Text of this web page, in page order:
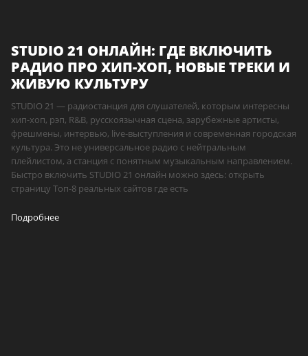
STUDIO 21 ОНЛАЙН: ГДЕ ВКЛЮЧИТЬ
РАДИО ПРО ХИП-ХОП, НОВЫЕ ТРЕКИ И
ЖИВУЮ КУЛЬТУРУ
STUDIO 21 — радиостанция для слушателей, которым интересны
хип-хоп, рэп, R&B, русскоязычная сцена, зарубежные артисты,
фрешмены, интервью, live-выступления и современная городская
культура. Это не универсальное радио с нейтральным
плейлистом, а станция с понятным музыкальным направлением.
Быстро включить STUDIO 21 онлайн можно здесь: открыть
страницу Топ-8 реальных сайтов где есть
Подробнее